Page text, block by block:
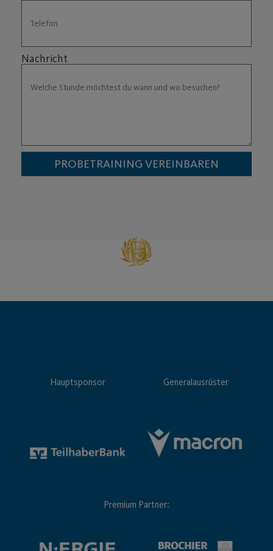
Nachricht
PROBETRAINING VEREINBAREN
Hauptsponsor Generalausrüster
Premium Partner: